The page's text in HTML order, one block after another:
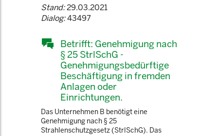
Stand:29.03.2021
Dialog:43497
Betrifft: Genehmigung nach
§ 25 StrlSchG -
Genehmigungsbedürftige
Beschäftigung in fremden
Anlagen oder
Einrichtungen.
Das Unternehmen B benötigt eine
Genehmigung nach § 25
Strahlenschutzgesetz (StrlSchG). Das